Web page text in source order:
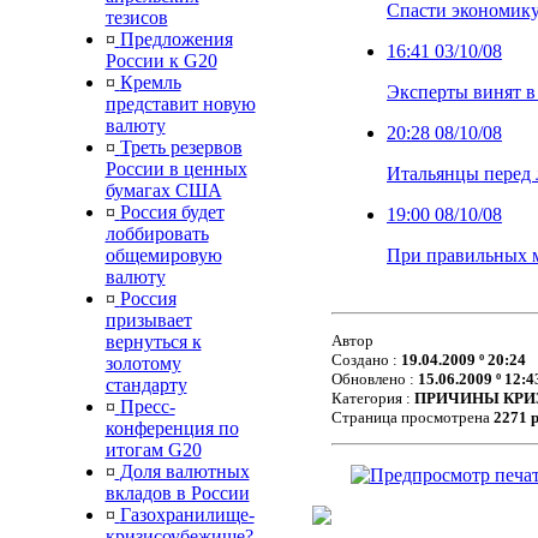
тезисов
¤ Предложения
России к G20
¤ Кремль
представит новую
валюту
¤ Треть резервов
России в ценных
бумагах США
¤ Россия будет
лоббировать
общемировую
валюту
¤ Россия
призывает
вернуться к
золотому
стандарту
¤ Пресс-
конференция по
итогам G20
¤ Доля валютных
вкладов в России
¤ Газохранилище-
Спасти
16:41 03/10/08
Эксперты винят в
20:28 08/10/08
Итальянцы перед
19:00 08/10/08
При правильных
Автор
Создано : 19.04.2009 º 20:24
Обновлено : 15.06.2009 º
Категория : ПРИЧИНЫ
Страница просмотрена 2271